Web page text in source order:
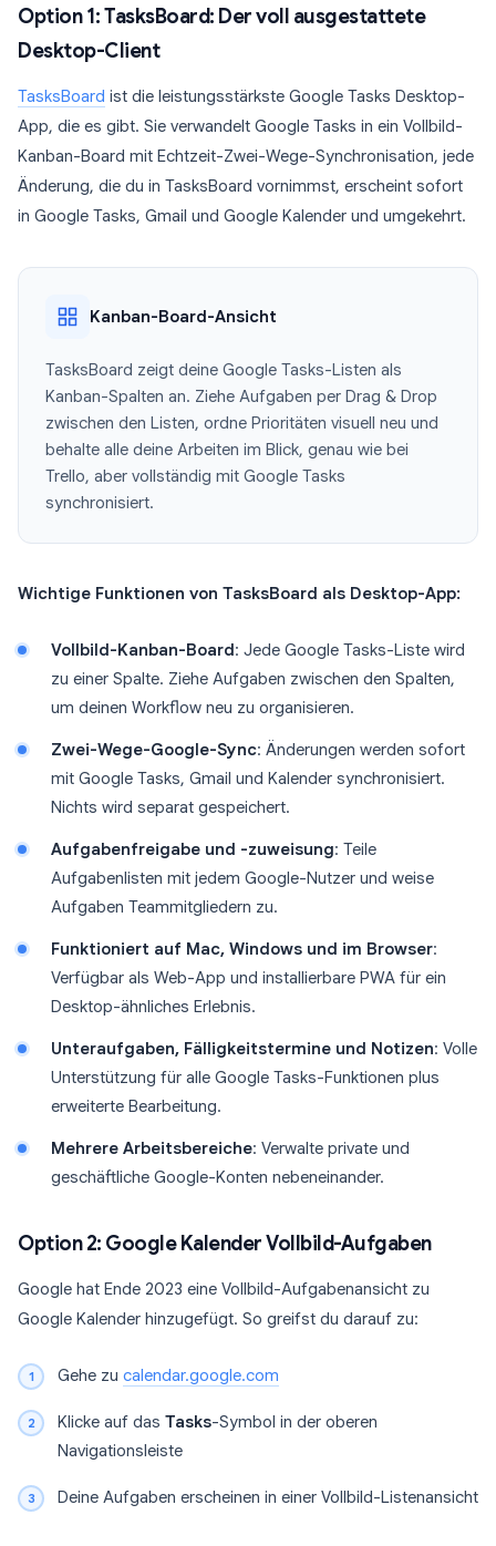
Option 1: TasksBoard: Der voll ausgestattete
Desktop-Client
TasksBoard ist die leistungsstärkste Google Tasks Desktop-
App, die es gibt. Sie verwandelt Google Tasks in ein Vollbild-
Kanban-Board mit Echtzeit-Zwei-Wege-Synchronisation, jede
Änderung, die du in TasksBoard vornimmst, erscheint sofort
in Google Tasks, Gmail und Google Kalender und umgekehrt.
Kanban-Board-Ansicht
TasksBoard zeigt deine Google Tasks-Listen als
Kanban-Spalten an. Ziehe Aufgaben per Drag & Drop
zwischen den Listen, ordne Prioritäten visuell neu und
behalte alle deine Arbeiten im Blick, genau wie bei
Trello, aber vollständig mit Google Tasks
synchronisiert.
Wichtige Funktionen von TasksBoard als Desktop-App:
Vollbild-Kanban-Board : Jede Google Tasks-Liste wird
zu einer Spalte. Ziehe Aufgaben zwischen den Spalten,
um deinen Workflow neu zu organisieren.
Zwei-Wege-Google-Sync: Änderungen werden sofort
mit Google Tasks, Gmail und Kalender synchronisiert.
Nichts wird separat gespeichert.
Aufgabenfreigabe und -zuweisung: Teile
Aufgabenlisten mit jedem Google-Nutzer und weise
Aufgaben Teammitgliedern zu.
Funktioniert auf Mac, Windows und im Browser:
Verfügbar als Web-App und installierbare PWA für ein
Desktop-ähnliches Erlebnis.
Unteraufgaben, Fälligkeitstermine und Notizen: Volle
Unterstützung für alle Google Tasks-Funktionen plus
erweiterte Bearbeitung.
Mehrere Arbeitsbereiche: Verwalte private und
geschäftliche Google-Konten nebeneinander.
Option 2: Google Kalender Vollbild-Aufgaben
Google hat Ende 2023 eine Vollbild-Aufgabenansicht zu
Google Kalender hinzugefügt. So greifst du darauf zu:
Gehe zu calendar.google.com
Klicke auf das Tasks-Symbol in der oberen
Navigationsleiste
Deine Aufgaben erscheinen in einer Vollbild-Listenansicht